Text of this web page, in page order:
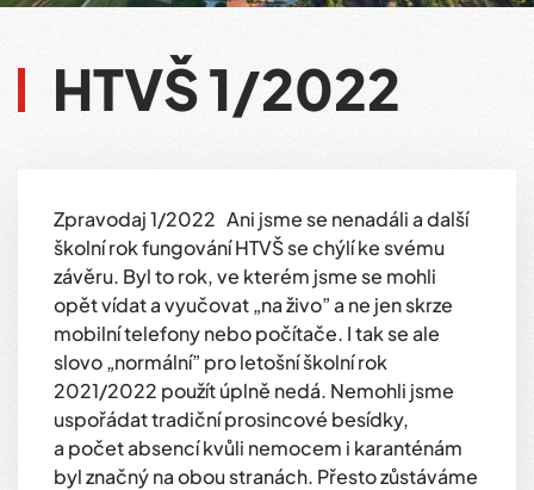
HTVŠ 1/2022
Zpravodaj 1/2022 Ani jsme se nenadáli a další
školní rok fungování HTVŠ se chýlí ke svému
závěru. Byl to rok, ve kterém jsme se mohli
opět vídat a vyučovat „na živo” a ne jen skrze
mobilní telefony nebo počítače. I tak se ale
slovo „normální” pro letošní školní rok
2021/2022 použít úplně nedá. Nemohli jsme
uspořádat tradiční prosincové besídky,
a počet absencí kvůli nemocem i karanténám
byl značný na obou stranách. Přesto zůstáváme